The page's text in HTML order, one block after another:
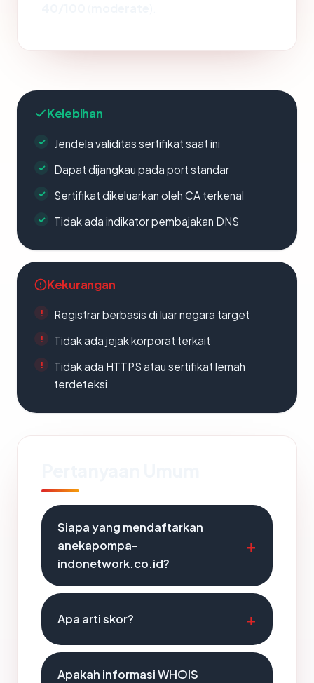
Kelebihan
Jendela validitas sertifikat saat ini
Dapat dijangkau pada port standar
Sertifikat dikeluarkan oleh CA terkenal
Tidak ada indikator pembajakan DNS
Kekurangan
Registrar berbasis di luar negara target
Tidak ada jejak korporat terkait
Tidak ada HTTPS atau sertifikat lemah
terdeteksi
Siapa yang mendaftarkan
anekapompa-
indonetwork.co.id?
Apa arti skor?
Apakah informasi WHOIS